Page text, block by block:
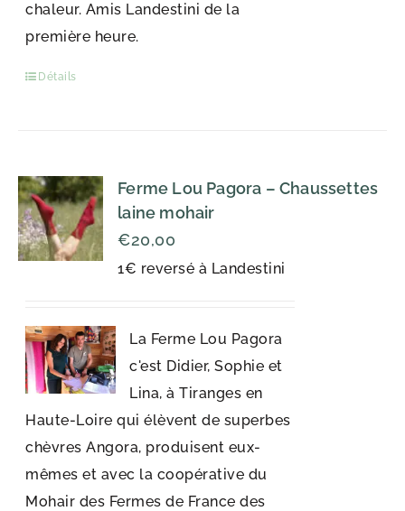
chaleur. Amis Landestini de la
première heure.
Détails
Ferme Lou Pagora – Chaussettes
laine mohair
1€ reversé à Landestini
€20,00
La Ferme Lou Pagora
c'est Didier, Sophie et
Lina, à Tiranges en
Haute-Loire qui élèvent de superbes
chèvres Angora, produisent eux-
mêmes et avec la coopérative du
Mohair des Fermes de France des